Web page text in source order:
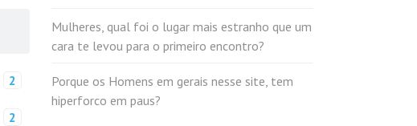
2
2
Mulheres, qual foi o lugar mais estranho que um
cara te levou para o primeiro encontro?
Porque os Homens em gerais nesse site, tem
hiperforco em paus?